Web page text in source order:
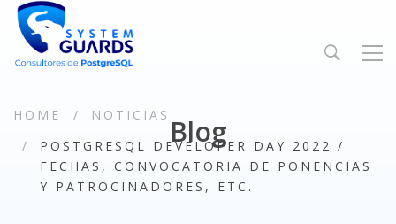
Blog
HOME
NOTICIAS
POSTGRESQL DEVELOPER DAY 2022 /
FECHAS, CONVOCATORIA DE PONENCIAS
Y PATROCINADORES, ETC.